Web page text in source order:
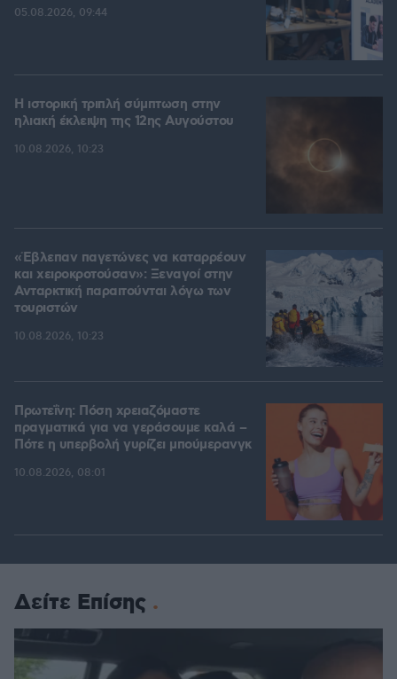
05.08.2026, 09:44
Η ιστορική τριπλή σύμπτωση στην
ηλιακή έκλειψη της 12ης Αυγούστου
10.08.2026, 10:23
«Έβλεπαν παγετώνες να καταρρέουν
και χειροκροτούσαν»: Ξεναγοί στην
Ανταρκτική παραιτούνται λόγω των
τουριστών
10.08.2026, 10:23
Πρωτεΐνη: Πόση χρειαζόμαστε
πραγματικά για να γεράσουμε καλά –
Πότε η υπερβολή γυρίζει μπούμερανγκ
10.08.2026, 08:01
Δείτε Επίσης